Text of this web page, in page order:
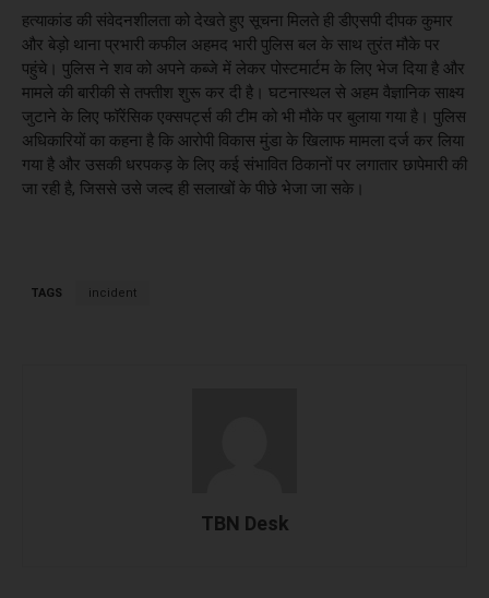
हत्याकांड की संवेदनशीलता को देखते हुए सूचना मिलते ही डीएसपी दीपक कुमार
और बेड़ो थाना प्रभारी कफील अहमद भारी पुलिस बल के साथ तुरंत मौके पर
पहुंचे। पुलिस ने शव को अपने कब्जे में लेकर पोस्टमार्टम के लिए भेज दिया है और
मामले की बारीकी से तफ्तीश शुरू कर दी है। घटनास्थल से अहम वैज्ञानिक साक्ष्य
जुटाने के लिए फॉरेंसिक एक्सपर्ट्स की टीम को भी मौके पर बुलाया गया है। पुलिस
अधिकारियों का कहना है कि आरोपी विकास मुंडा के खिलाफ मामला दर्ज कर लिया
गया है और उसकी धरपकड़ के लिए कई संभावित ठिकानों पर लगातार छापेमारी की
जा रही है, जिससे उसे जल्द ही सलाखों के पीछे भेजा जा सके।
TAGS incident
TBN Desk